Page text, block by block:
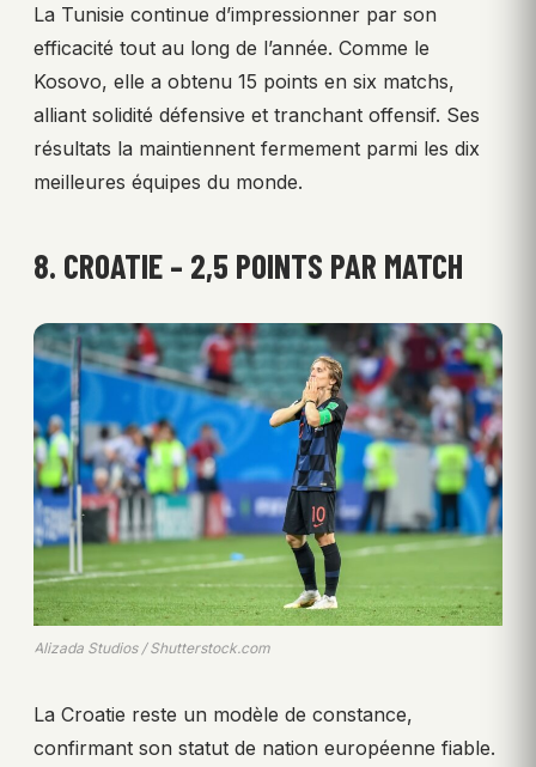
La Tunisie continue d’impressionner par son
efficacité tout au long de l’année. Comme le
Kosovo, elle a obtenu 15 points en six matchs,
alliant solidité défensive et tranchant offensif. Ses
résultats la maintiennent fermement parmi les dix
meilleures équipes du monde.
8. CROATIE – 2,5 POINTS PAR MATCH
Alizada Studios / Shutterstock.com
La Croatie reste un modèle de constance,
confirmant son statut de nation européenne fiable.